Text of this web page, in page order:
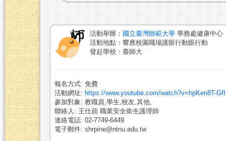
活動舉辦： 國立臺灣師範大學 學務處健康中心
活動地點：響應校園職場護眼行動眼行動
發起學校：臺師大
報名方式: 免費
活動網址: https://www.youtube.com/watch?v=hpKen8T-GfI
參加對象: 教職員,學生,校友,其他,
聯絡人: 王仕蘋 職業安全衛生護理師
連絡電話: 02-7749-6449
電子郵件: shrpine@ntnu.edu.tw